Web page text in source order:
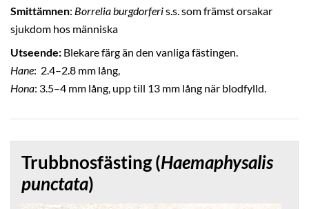
Smittämnen: Borrelia burgdorferis.s. som främst orsakar
sjukdom hos människa
Utseende: Blekare färg än den vanliga fästingen.
Hane: 2.4–2.8 mm lång,
Hona: 3.5–4 mm lång, upp till 13 mm lång när blodfylld.
Trubbnosfästing (Haemaphysalis
punctata)